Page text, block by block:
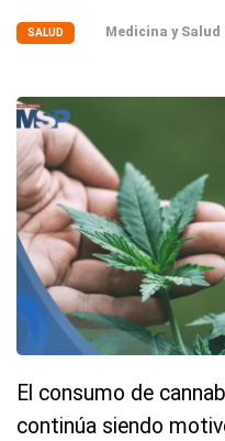
SALUD Medicina y Salud
El consumo de
continúa siendo